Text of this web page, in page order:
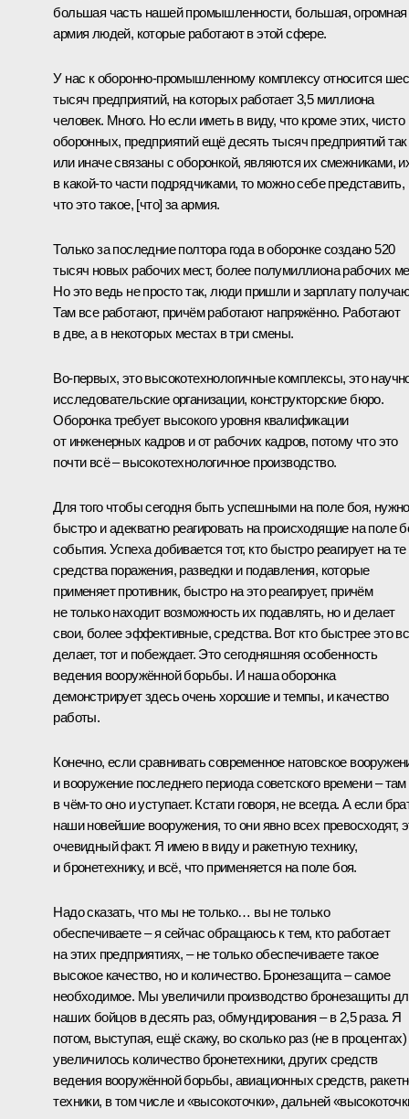
большая часть нашей промышленности, большая, огромная
армия людей, которые работают в этой сфере.
У нас к оборонно-промышленному комплексу относится
тысяч предприятий, на которых работает 3,5 миллиона
человек. Много. Но если иметь в виду, что кроме этих, чисто
оборонных, предприятий ещё десять тысяч предприятий так
или иначе связаны с оборонкой, являются их смежниками,
в какой-то части подрядчиками, то можно себе представить,
что это такое, [что] за армия.
Только за последние полтора года в оборонке создано 520
тысяч новых рабочих мест, более полумиллиона рабочих
Но это ведь не просто так, люди пришли и зарплату
Там все работают, причём работают напряжённо. Работают
в две, а в некоторых местах в три смены.
Во-первых, это высокотехнологичные комплексы, это
исследовательские организации, конструкторские бюро.
Оборонка требует высокого уровня квалификации
от инженерных кадров и от рабочих кадров, потому что это
почти всё – высокотехнологичное производство.
Для того чтобы сегодня быть успешными на поле боя, нужно
быстро и адекватно реагировать на происходящие на поле
события. Успеха добивается тот, кто быстро реагирует на те
средства поражения, разведки и подавления, которые
применяет противник, быстро на это реагирует, причём
не только находит возможность их подавлять, но и делает
свои, более эффективные, средства. Вот кто быстрее это
делает, тот и побеждает. Это сегодняшняя особенность
ведения вооружённой борьбы. И наша оборонка
демонстрирует здесь очень хорошие и темпы, и качество
работы.
Конечно, если сравнивать современное натовское
и вооружение последнего периода советского времени – там
в чём-то оно и уступает. Кстати говоря, не всегда. А если
наши новейшие вооружения, то они явно всех превосходят,
очевидный факт. Я имею в виду и ракетную технику,
и бронетехнику, и всё, что применяется на поле боя.
Надо сказать, что мы не только… вы не только
обеспечиваете – я сейчас обращаюсь к тем, кто работает
на этих предприятиях, – не только обеспечиваете такое
высокое качество, но и количество. Бронезащита – самое
необходимое. Мы увеличили производство бронезащиты
наших бойцов в десять раз, обмундирования – в 2,5 раза. Я
потом, выступая, ещё скажу, во сколько раз (не в процентах)
увеличилось количество бронетехники, других средств
ведения вооружённой борьбы, авиационных средств,
техники, в том числе и «высокоточки», дальней